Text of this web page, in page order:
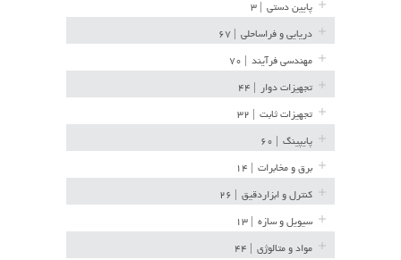
پایین دستی
دریایی و فراساحلی
مهندسی فرآیند
تجهیزات دوار
تجهیزات ثابت
پایپینگ
برق و مخابرات
کنترل و ابزاردقیق
سیویل و سازه
مواد و متالوژی